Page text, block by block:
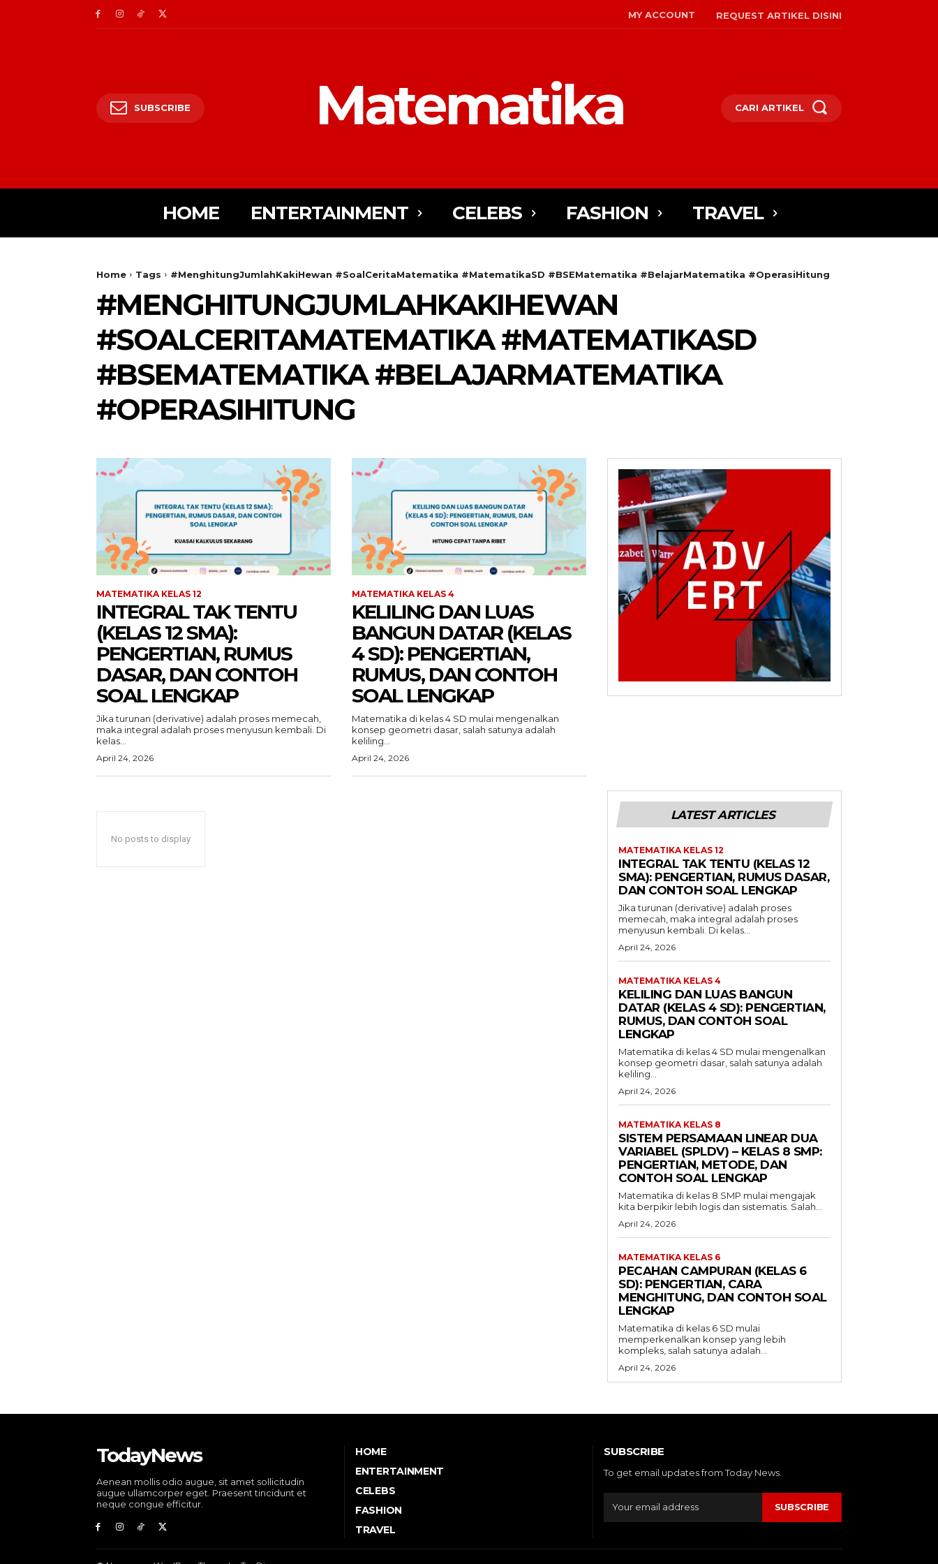
MY ACCOUNT REQUEST ARTIKEL DISINI
SUBSCRIBE Matematika CARI ARTIKEL
HOME ENTERTAINMENT CELEBS FASHION TRAVEL
Home Tags #MenghitungJumlahKakiHewan #SoalCeritaMatematika #MatematikaSD #BSEMatematika #BelajarMatematika #OperasiHitung
#MENGHITUNGJUMLAHKAKIHEWAN
#SOALCERITAMATEMATIKA #MATEMATIKASD
#BSEMATEMATIKA #BELAJARMATEMATIKA
#OPERASIHITUNG
MATEMATIKA KELAS 12
INTEGRAL TAK TENTU
(KELAS 12 SMA):
PENGERTIAN, RUMUS
DASAR, DAN CONTOH
SOAL LENGKAP
Jika turunan (derivative) adalah proses memecah,
maka integral adalah proses menyusun kembali. Di
kelas...
April 24, 2026
MATEMATIKA KELAS 4
KELILING DAN LUAS
BANGUN DATAR (KELAS
4 SD): PENGERTIAN,
RUMUS, DAN CONTOH
SOAL LENGKAP
Matematika di kelas 4 SD mulai mengenalkan
konsep geometri dasar, salah satunya adalah
keliling...
April 24, 2026
No posts to display
LATEST ARTICLES
MATEMATIKA KELAS 12
INTEGRAL TAK TENTU (KELAS 12
SMA): PENGERTIAN, RUMUS DASAR,
DAN CONTOH SOAL LENGKAP
Jika turunan (derivative) adalah proses
memecah, maka integral adalah proses
menyusun kembali. Di kelas...
April 24, 2026
MATEMATIKA KELAS 4
KELILING DAN LUAS BANGUN
DATAR (KELAS 4 SD): PENGERTIAN,
RUMUS, DAN CONTOH SOAL
LENGKAP
Matematika di kelas 4 SD mulai mengenalkan
konsep geometri dasar, salah satunya adalah
keliling...
April 24, 2026
MATEMATIKA KELAS 8
SISTEM PERSAMAAN LINEAR DUA
VARIABEL (SPLDV) – KELAS 8 SMP:
PENGERTIAN, METODE, DAN
CONTOH SOAL LENGKAP
Matematika di kelas 8 SMP mulai mengajak
kita berpikir lebih logis dan sistematis. Salah...
April 24, 2026
MATEMATIKA KELAS 6
PECAHAN CAMPURAN (KELAS 6
SD): PENGERTIAN, CARA
MENGHITUNG, DAN CONTOH SOAL
LENGKAP
Matematika di kelas 6 SD mulai
memperkenalkan konsep yang lebih
kompleks, salah satunya adalah...
April 24, 2026
TodayNews
Aenean mollis odio augue, sit amet sollicitudin
augue ullamcorper eget. Praesent tincidunt et
neque congue efficitur.
HOME
ENTERTAINMENT
CELEBS
FASHION
TRAVEL
SUBSCRIBE
To get email updates from Today News.
SUBSCRIBE